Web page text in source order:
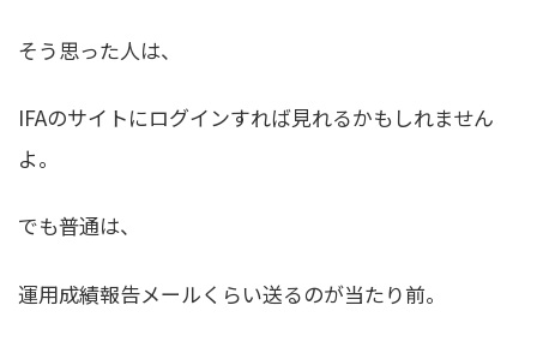
そう思った人は、
IFAのサイトにログインすれば見れるかもしれません
よ。
でも普通は、
運用成績報告メールくらい送るのが当たり前。